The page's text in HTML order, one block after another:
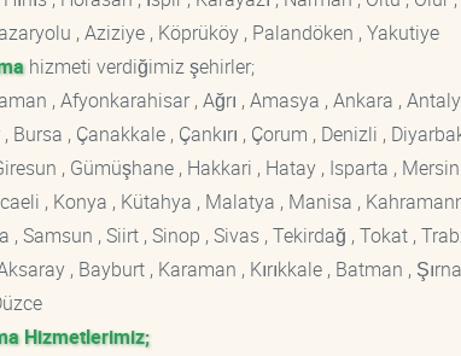
, Aziziye , Köprüköy , Palandöken , Yakutiye
hizmeti verdiğimiz şehirler;
, Afyonkarahisar , Ağrı , Amasya , Ankara ,
Bursa , Çanakkale , Çankırı , Çorum , Denizli ,
, Gümüşhane , Hakkari , Hatay , Isparta ,
, Konya , Kütahya , Malatya , Manisa ,
, Samsun , Siirt , Sinop , Sivas , Tekirdağ , Tokat ,
, Bayburt , Karaman , Kırıkkale , Batman ,
Hizmetlerimiz;